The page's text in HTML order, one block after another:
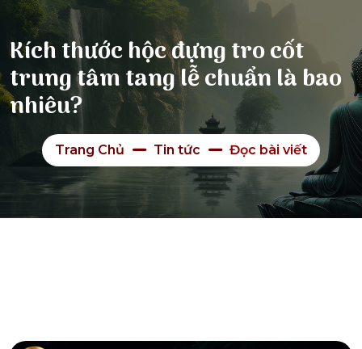
Kích thước hộc đựng tro cốt
trung tâm tang lễ chuẩn là bao
nhiêu?
Trang Chủ Tin tức Đọc bài viết